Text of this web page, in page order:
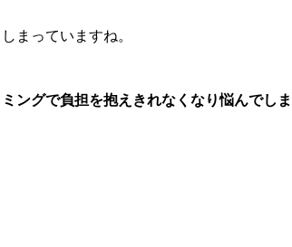
まっていますね。
ングで負担を抱えきれなくなり悩んでし